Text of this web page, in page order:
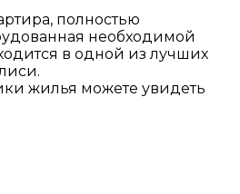
полностью
необходимой
в одной из лучших
жилья можете увидеть